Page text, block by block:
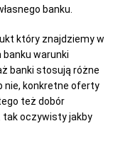
banku.
który znajdziemy w
warunki
banki stosują różne
nie, konkretne oferty
też dobór
tak oczywisty jakby